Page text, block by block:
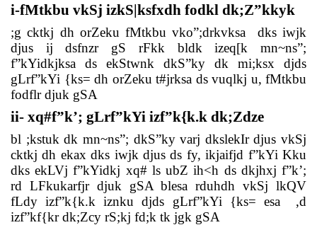
i-fMtkbu vkSj izkS|ksfxdh fodkl dk;Z”kkyk
;g cktkj dh orZeku fMtkbu vko”;drkvksa
dks iwjk
djus ij dsfnzr gS rFkk bldk izeq[k mn~ns”;
f”kYidkjksa ds ekStwnk dkS”ky dk mi;ksx djds
gLrf”kYi {ks= dh orZeku t#jrksa ds vuqlkj u, fMtkbu
fodflr djuk gSA
ii- xq#f”k’; gLrf”kYi izf”k{k.k dk;Zdze
bl ;kstuk dk mn~ns”; dkS”ky varj dkslekIr djus vkSj
cktkj dh ekax dks iwjk djus ds fy, ikjaifjd f”kYi Kku
dks ekLVj f”kYidkj xq# ls ubZ ih<h ds dkjhxj f”k’;
rd LFkukarfjr djuk gSA blesa rduhdh vkSj lkQV
fLdy izf”k{k.k iznku djds gLrf”kYi {ks= esa
,d
izf”kf{kr dk;Zcy rS;kj fd;k tk jgk gSA